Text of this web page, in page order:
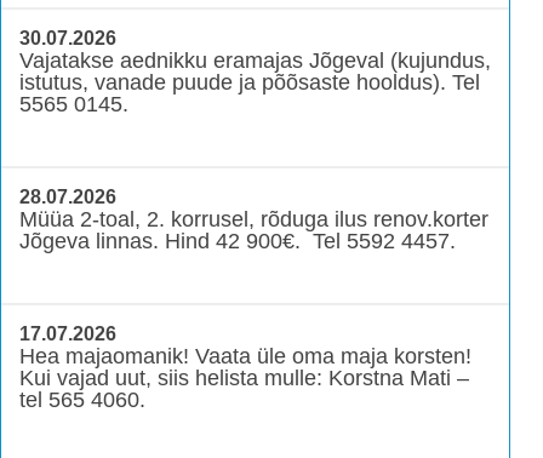
30.07.2026
Vajatakse aednikku eramajas Jõgeval (kujundus,
istutus, vanade puude ja põõsaste hooldus). Tel
5565 0145.
28.07.2026
Müüa 2-toal, 2. korrusel, rõduga ilus renov.korter
Jõgeva linnas. Hind 42 900€. Tel 5592 4457.
17.07.2026
Hea majaomanik! Vaata üle oma maja korsten!
Kui vajad uut, siis helista mulle: Korstna Mati –
tel 565 4060.